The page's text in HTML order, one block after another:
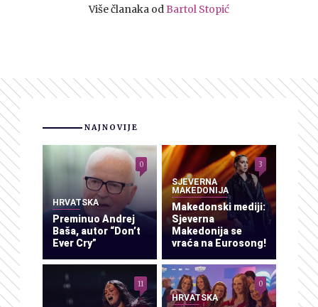
Više članaka odBartol Stopić
NAJNOVIJE
HRVATSKA
Preminuo Andrej
Baša, autor “Don’t
Ever Cry”
0
SJEVERNA
MAKEDONIJA
Makedonski mediji:
Sjeverna
Makedonija se
vraća na Eurosong!
3
11
HRVATSKA
0